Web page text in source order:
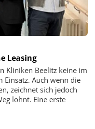
Leasing
Kliniken Beelitz keine im
Einsatz. Auch wenn die
zeichnet sich jedoch
lohnt. Eine erste